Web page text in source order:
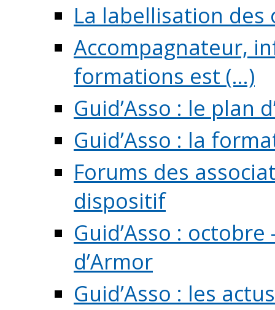
La labellisation
Accompagnateur,
formations est (...)
Guid’Asso : le plan
Guid’Asso : la
Forums des
dispositif
Guid’Asso :
d’Armor
Guid’Asso : les